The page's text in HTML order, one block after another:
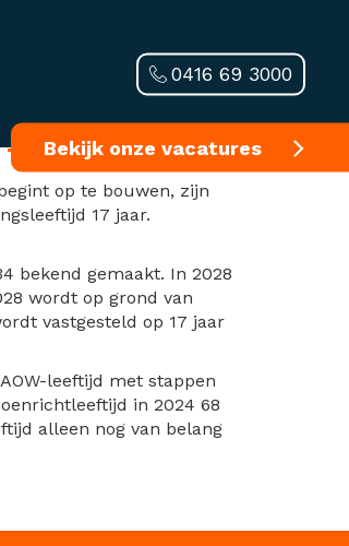
Bekijk onze vacatures
0416 69 3000
op te bouwen, zijn
17 jaar.
bekend gemaakt. In 2028
wordt op grond van
vastgesteld op 17 jaar
leeftijd met stappen
in 2024 68
alleen nog van belang